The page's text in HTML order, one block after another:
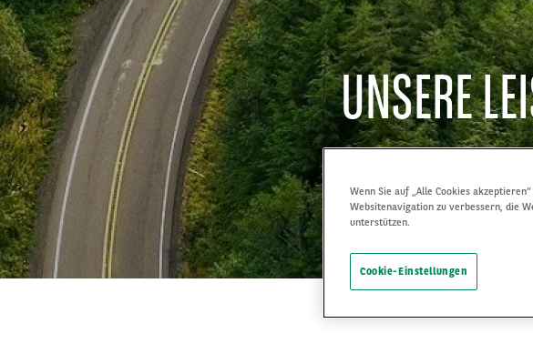
UNSERE
Wenn Sie auf „Alle Cookies
Websitenavigation zu verbessern, die
unterstützen.
Cookie-Einstellungen